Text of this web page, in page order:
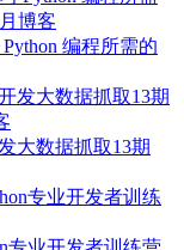
编程所需的
大数据抓取13期